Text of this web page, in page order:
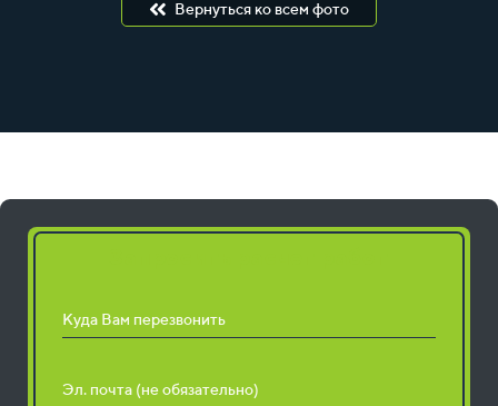
Вернуться ко всем фото
Куда Вам перезвонить
Эл. почта (не обязательно)